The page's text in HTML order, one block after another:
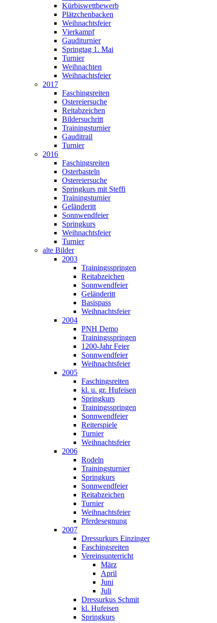
Kürbiswettbewerb
Plätzchenbacken
Weihnachtsfeier
Vierkampf
Gauditurnier
Springtag 1. Mai
Turnier
Weihnachten
Weihnachtsfeier
2017
Faschingsreiten
Ostereiersuche
Reitabzeichen
Bildersuchritt
Trainingsturnier
Gauditrail
Turnier
2016
Faschingsreiten
Osterbasteln
Ostereiersuche
Springkurs mit Steffi
Trainingsturnier
Geländeritt
Sonnwendfeier
Springkurs
Weihnachtsfeier
Turnier
alte Bilder
2003
Trainingsspringen
Reitabzeichen
Sonnwendfeier
Geländeritt
Basispass
Weihnachtsfeier
2004
PNH Demo
Trainingsspringen
1200-Jahr Feier
Sonnwendfeier
Weihnachtsfeier
2005
Faschingsreiten
kl. u. gr. Hufeisen
Springkurs
Trainingsspringen
Sonnwendfeier
Reiterspiele
Turnier
Weihnachtsfeier
2006
Rodeln
Trainingsturnier
Springkurs
Sonnwendfeier
Reitabzeichen
Turnier
Weihnachtsfeier
Pferdesegnung
2007
Dressurkurs Einzinger
Faschingsreiten
Vereinsunterricht
März
April
Juni
Juli
Dressurkus Schmit
kl. Hufeisen
Springkurs